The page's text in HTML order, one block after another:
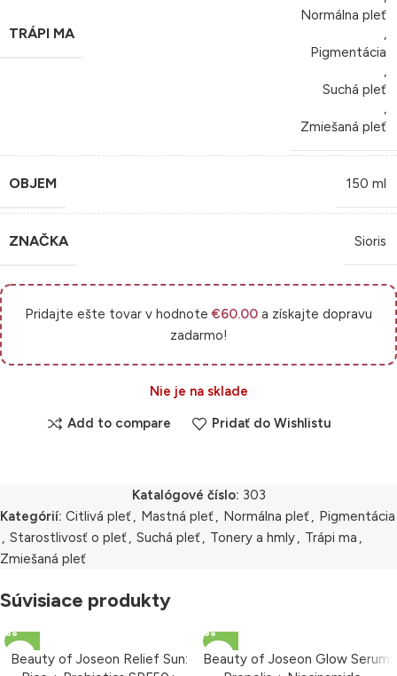
TRÁPI MA
Normálna pleť
,
Pigmentácia
,
Suchá pleť
,
Zmiešaná pleť
OBJEM 150 ml
ZNAČKA Sioris
Pridajte ešte tovar v hodnote€60.00 a získajte dopravu
zadarmo!
Nie je na sklade
Add to compare Pridať do Wishlistu
Katalógové číslo: 303
Kategórií: Citlivá pleť, Mastná pleť, Normálna pleť, Pigmentácia
, Starostlivosť o pleť, Suchá pleť, Tonery a hmly, Trápi ma ,
Zmiešaná pleť
Súvisiace produkty
Beauty of Joseon Relief Sun:
Beauty of Joseon Glow Serum: